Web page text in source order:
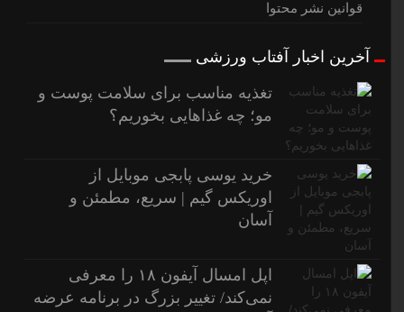
قوانین نشر محتوا
آخرین اخبار آفتاب ورزشی
تغذیه مناسب برای سلامت پوست و
مو؛ چه غذاهایی بخوریم؟
خرید یوسی پابجی موبایل از
اوریکس گیم | سریع، مطمئن و
آسان
اپل امسال آیفون ۱۸ را معرفی
نمی‌کند/ تغییر بزرگ در برنامه عرضه